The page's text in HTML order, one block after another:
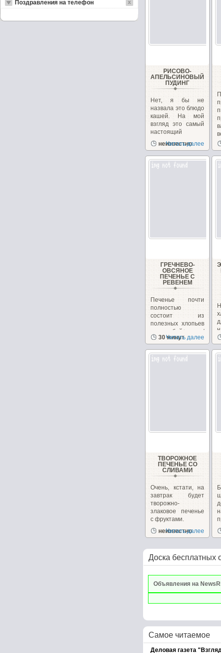
РИСОВО-
АПЕЛЬСИНОВЫЙ
ПУДИНГ
Нет, я бы не
назвала это блюдо
кашей. На мой
взгляд это самый
настоящий
пудинг....
неизвестно
Читать далее
ГРЕЧНЕВО-
ОВСЯНОЕ
ПЕЧЕНЬЕ С
РЕВЕНЕМ
Печенье почти
полностью
состоит из
полезных хлопьев
и отрубей+орехи/
семечки,...
30 минут
Читать далее
ТВОРОЖНОЕ
ПЕЧЕНЬЕ СО
СЛИВАМИ
Очень, кстати, на
завтрак будет
творожно-
злаковое печенье
с фруктами.
неизвестно
Читать далее
Доска бесплатных
Объявления на
Самое читаемое
Поздравления на телефон